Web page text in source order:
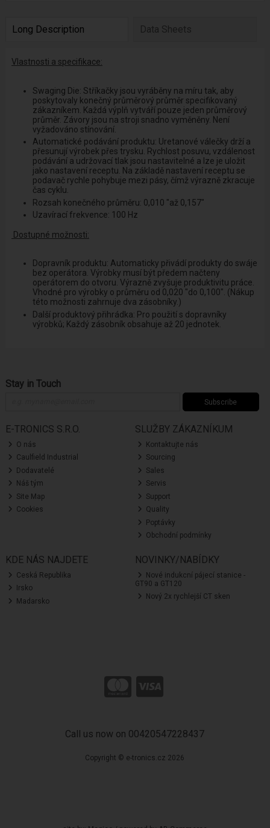
Long Description Data Sheets
Vlastnosti a specifikace:
Swaging Die: Stříkačky jsou vyráběny na míru tak, aby
poskytovaly konečný průměrový průměr specifikovaný
zákazníkem. Každá výplň vytváří pouze jeden průměrový
průměr. Závory jsou na stroji snadno vyměněny. Není
vyžadováno stínování.
Automatické podávání produktu: Uretanové válečky drží a
přesunují výrobek přes trysku. Rychlost posuvu, vzdálenost
podávání a udržovací tlak jsou nastavitelné a lze je uložit
jako nastavení receptu. Na základě nastavení receptu se
podavač rychle pohybuje mezi pásy, čímž výrazně zkracuje
čas cyklu.
Rozsah konečného průměru: 0,010 "až 0,157"
Uzavírací frekvence: 100 Hz
Dostupné možnosti:
Dopravník produktu: Automaticky přivádí produkty do swáje
bez operátora. Výrobky musí být předem načteny
operátorem do otvoru. Výrazně zvyšuje produktivitu práce.
Vhodné pro výrobky o průměru od 0,020 "do 0,100". (Nákup
této možnosti zahrnuje dva zásobníky.)
Další produktový přihrádka: Pro použití s ​​dopravníky
výrobků; Každý zásobník obsahuje až 20 jednotek.
Stay in Touch
Subscribe
E-TRONICS S.R.O.
O nás
Caulfield Industrial
Dodavatelé
Náš tým
Site Map
Cookies
SLUŽBY ZÁKAZNÍKUM
Kontaktujte nás
Sourcing
Sales
Servis
Support
Quality
Poptávky
Obchodní podmínky
KDE NÁS NAJDETE
Ceská Republika
Irsko
Madarsko
NOVINKY/NABÍDKY
Nové indukcní pájecí stanice -
GT90 a GT120
Nový 2x rychlejší CT sken
Call us now on 00420547228437
Copyright © e-tronics.cz 2026